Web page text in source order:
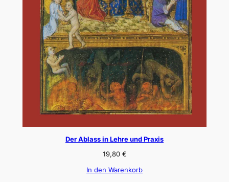
Der Ablass in Lehre und Praxis
19,80 €
In den Warenkorb